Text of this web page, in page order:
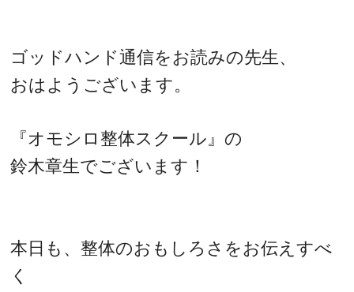
ゴッドハンド通信をお読みの先生、
おはようございます。
『オモシロ整体スクール』の
鈴木章生でございます！
本日も、整体のおもしろさをお伝えすべ
く